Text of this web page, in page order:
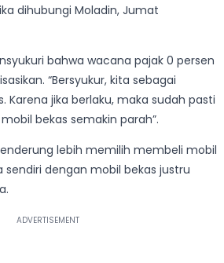
dihubungi Moladin, Jumat
bahwa wacana pajak 0 persen
“Bersyukur, kita sebagai
Karena jika berlaku, maka sudah pasti
bekas semakin parah”.
lebih memilih membeli mobil
sendiri dengan mobil bekas justru